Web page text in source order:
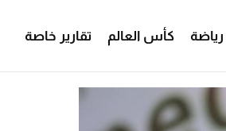
رياضة كأس العالم تقارير خاصة